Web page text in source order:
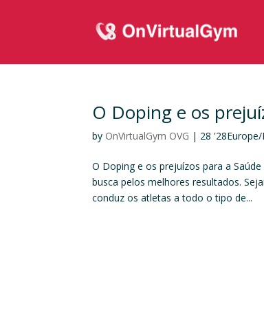
O Doping e os
by OnVirtualGym OVG | 28
O Doping e os prejuízos para a
busca pelos melhores resultados.
conduz os atletas a todo o tipo de...